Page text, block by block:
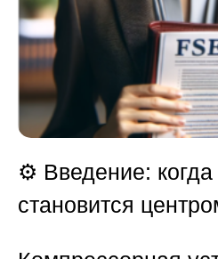
⚙️ Введение:
становится